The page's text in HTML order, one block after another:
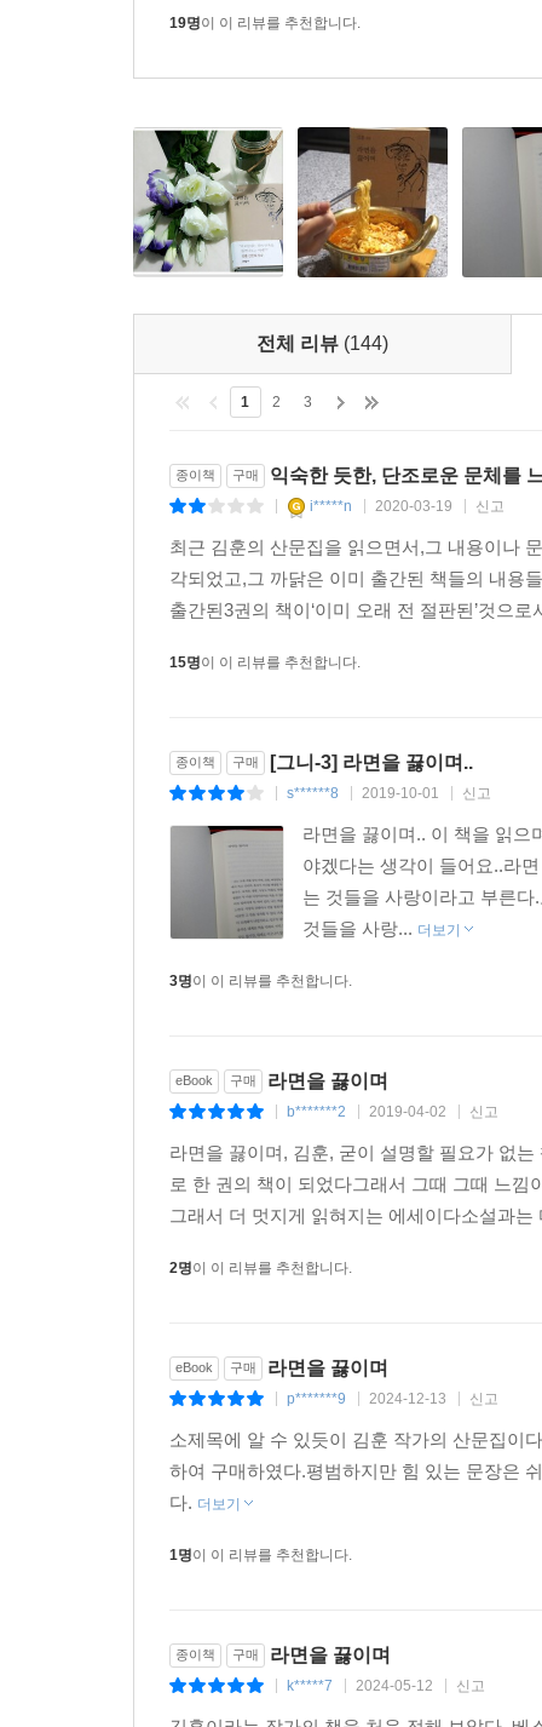
망가진 사람들의 내면에 끝끝내 망가질 수 없는
혼자서 늙어가는 내 초로의 봄날에 자전거를 타
견디기 어려운 세상 속에는 또다른 세상이 있었
*
춥고 어두운 겨울이었다. 희망이란 없었다. 이쪽
세상에 더이상 희망이란 것이 부재한다는 것을
것들을 향해 필사적인 손짓을 보내고 있었다
이제, 함부로 내보낸 말과 글을 뉘우치는 일을
서늘함이 칼처럼 무섭다.
낮고 순한 말로 이 세상에 말을 걸고 싶은 소망
걱정한다.
_작가의 말
19명이 이 리뷰를 추천합니다.
전체 리뷰 (144)
1 2 3
종이책 구매 익숙한 듯한, 단조로운 문체를
i*****n 2020-03-19 신고
최근 김훈의 산문집을 읽으면서,그 내용이나
각되었고,그 까닭은 이미 출간된 책들의 내용
출간된3권의 책이‘이미 오래 전 절판된’것으
15명이 이 리뷰를 추천합니다.
종이책 구매 [그니-3] 라면을 끓이며..
s******8 2019-10-01 신고
라면을 끓이며.. 이 책을 읽으
야겠다는 생각이 들어요..라
는 것들을 사랑이라고 부른
것들을 사랑... 더보기
3명이 이 리뷰를 추천합니다.
eBook 구매 라면을 끓이며
b*******2 2019-04-02 신고
라면을 끓이며, 김훈, 굳이 설명할 필요가 없
로 한 권의 책이 되었다그래서 그때 그때 느
그래서 더 멋지게 읽혀지는 에세이다소설과
2명이 이 리뷰를 추천합니다.
eBook 구매 라면을 끓이며
p*******9 2024-12-13 신고
소제목에 알 수 있듯이 김훈 작가의 산문집이
하여 구매하였다.평범하지만 힘 있는 문장은
다. 더보기
1명이 이 리뷰를 추천합니다.
종이책 구매 라면을 끓이며
k*****7 2024-05-12 신고